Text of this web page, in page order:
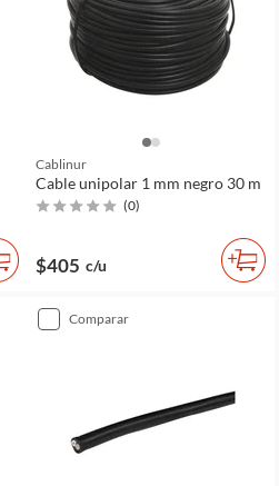
Cablinur
Cable unipolar 1 mm negro 30 m
(0)
$405 c/u
comparar